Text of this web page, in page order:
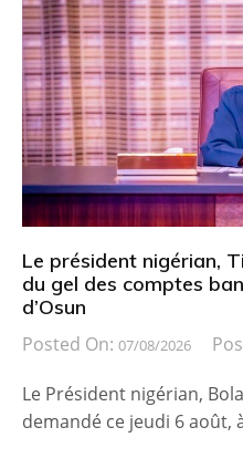
Le président nigérian,
du gel des comptes
d’Osun
Posted On: 07/08/2026
Le Président nigérian,
demandé ce jeudi 6 août,